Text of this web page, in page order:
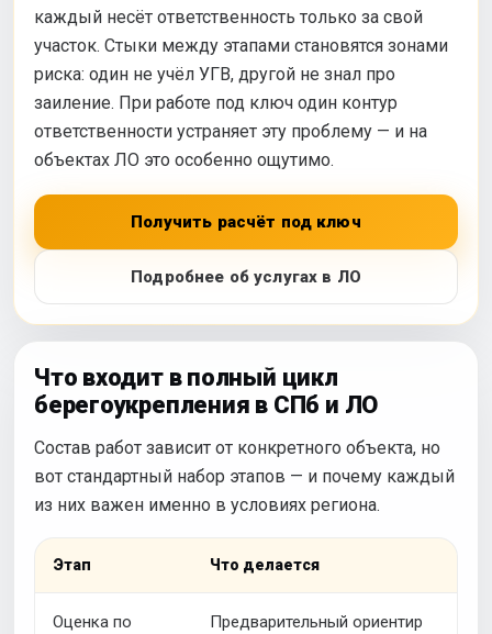
каждый несёт ответственность только за свой
участок. Стыки между этапами становятся зонами
риска: один не учёл УГВ, другой не знал про
заиление. При работе под ключ один контур
ответственности устраняет эту проблему — и на
объектах ЛО это особенно ощутимо.
Получить расчёт под ключ
Подробнее об услугах в ЛО
Что входит в полный цикл
берегоукрепления в СПб и ЛО
Состав работ зависит от конкретного объекта, но
вот стандартный набор этапов — и почему каждый
из них важен именно в условиях региона.
Этап Что делается
Оценка по
Предварительный ориентир